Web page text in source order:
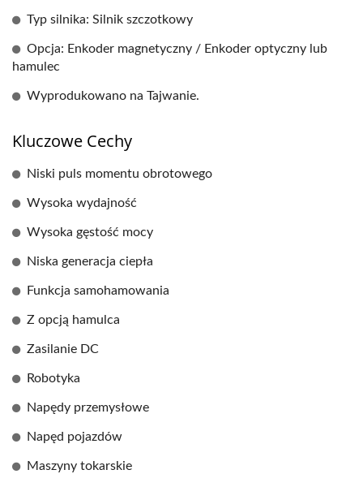
Typ silnika: Silnik szczotkowy
Opcja: Enkoder magnetyczny / Enkoder optyczny lub
hamulec
Wyprodukowano na Tajwanie.
Kluczowe Cechy
Niski puls momentu obrotowego
Wysoka wydajność
Wysoka gęstość mocy
Niska generacja ciepła
Funkcja samohamowania
Z opcją hamulca
Zasilanie DC
Robotyka
Napędy przemysłowe
Napęd pojazdów
Maszyny tokarskie